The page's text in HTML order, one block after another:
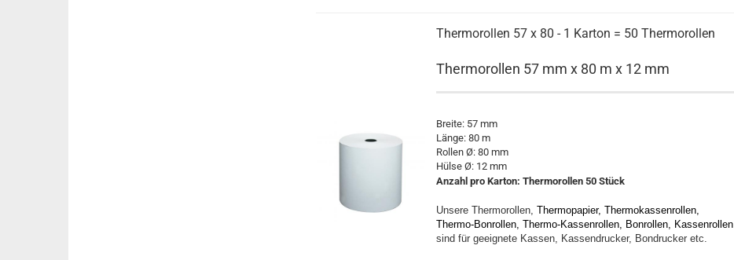
Thermorollen 57 x 80 - 1 Karton = 50 Thermorollen
Thermorollen 57 mm x 80 m x 12 mm
Breite: 57 mm
Länge: 80 m
Rollen Ø: 80 mm
Hülse Ø: 12 mm
Anzahl pro Karton: Thermorollen 50 Stück
Unsere Thermorollen, Thermopapier, Thermokassenrollen,
Thermo-Bonrollen, Thermo-Kassenrollen, Bonrollen, Kassenrollen
sind für geeignete Kassen, Kassendrucker, Bondrucker etc.